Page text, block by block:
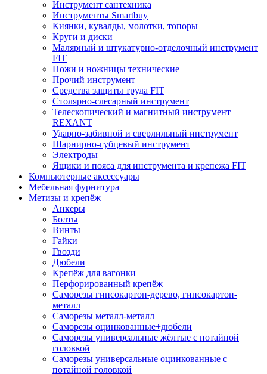
Инструмент сантехника
Инструменты Smartbuy
Киянки, кувалды, молотки, топоры
Круги и диски
Малярный и штукатурно-отделочный инструмент
FIT
Ножи и ножницы технические
Прочий инструмент
Средства защиты труда FIT
Столярно-слесарный инструмент
Телескопический и магнитный инструмент
REXANT
Ударно-забивной и сверлильный инструмент
Шарнирно-губцевый инструмент
Электроды
Ящики и пояса для инструмента и крепежа FIT
Компьютерные аксессуары
Мебельная фурнитура
Метизы и крепёж
Анкеры
Болты
Винты
Гайки
Гвозди
Дюбели
Крепёж для вагонки
Перфорированный крепёж
Саморезы гипсокартон-дерево, гипсокартон-
металл
Саморезы металл-металл
Саморезы оцинкованные+дюбели
Саморезы универсальные жёлтые с потайной
головкой
Саморезы универсальные оцинкованные с
потайной головкой